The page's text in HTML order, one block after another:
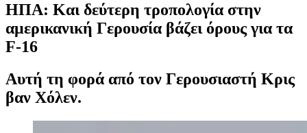
ΗΠΑ: Και δεύτερη τροπολογία στην
αμερικανική Γερουσία βάζει όρους για τα
F-16
Αυτή τη φορά από τον Γερουσιαστή Κρις
βαν Χόλεν.